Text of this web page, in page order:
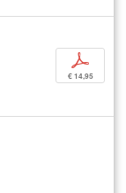
p
€ 14,95